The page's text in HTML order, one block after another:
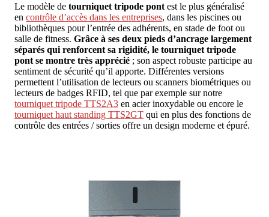
Le modèle de tourniquet tripode pont est le plus généralisé
en contrôle d’accès dans les entreprises, dans les piscines ou
bibliothèques pour l’entrée des adhérents, en stade de foot ou
salle de fitness. Grâce à ses deux pieds d’ancrage largement
séparés qui renforcent sa rigidité, le tourniquet tripode
pont se montre très apprécié ; son aspect robuste participe au
sentiment de sécurité qu’il apporte. Différentes versions
permettent l’utilisation de lecteurs ou scanners biométriques ou
lecteurs de badges RFID, tel que par exemple sur notre
tourniquet tripode TTS2A3 en acier inoxydable ou encore le
tourniquet haut standing TTS2GT qui en plus des fonctions de
contrôle des entrées / sorties offre un design moderne et épuré.